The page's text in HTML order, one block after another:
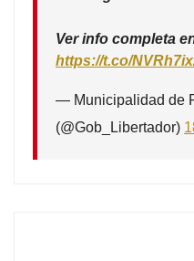
Ver info completa
https://t.co/
— Municipalidad de
(@Gob_Libertador)